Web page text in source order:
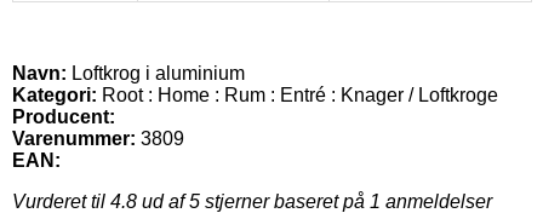
Navn: Loftkrog i aluminium
Kategori: Root : Home : Rum : Entré : Knager / Loftkroge
Producent:
Varenummer: 3809
EAN:
Vurderet til 4.8 ud af 5 stjerner baseret på 1 anmeldelser